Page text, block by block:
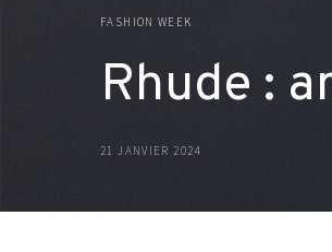
FASHION WEEK
Rhude :
21 JANVIER 2024